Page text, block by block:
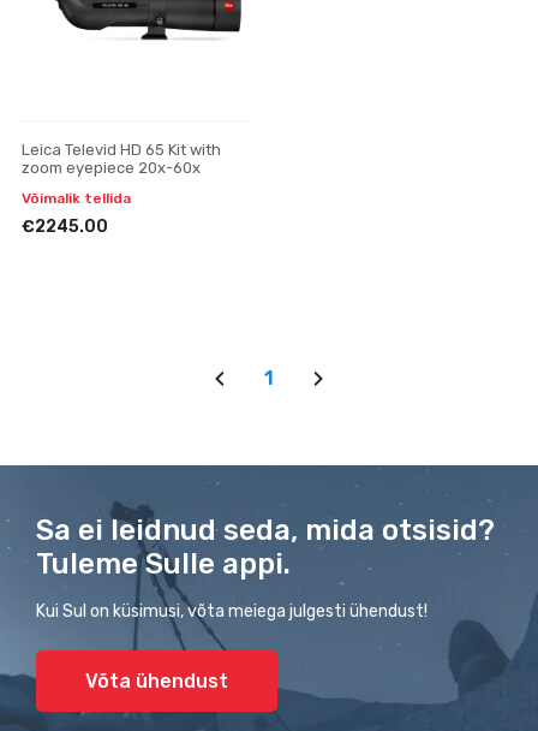
Leica Televid HD 65 Kit with
zoom eyepiece 20x-60x
Võimalik tellida
€2245.00
1
Sa ei leidnud seda, mida otsisid?
Tuleme Sulle appi.
Kui Sul on küsimusi, võta meiega julgesti ühendust!
Võta ühendust